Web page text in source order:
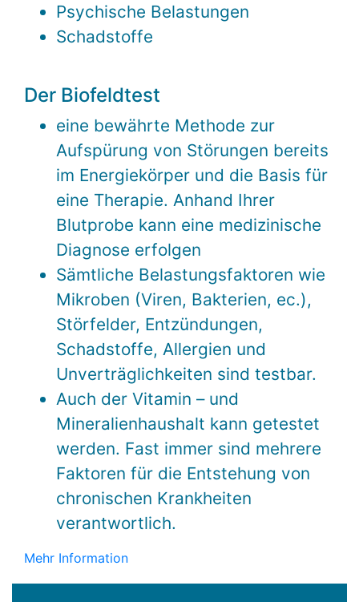
Psychische Belastungen
Schadstoffe
Der Biofeldtest
eine bewährte Methode zur
Aufspürung von Störungen bereits
im Energiekörper und die Basis für
eine Therapie. Anhand Ihrer
Blutprobe kann eine medizinische
Diagnose erfolgen
Sämtliche Belastungsfaktoren wie
Mikroben (Viren, Bakterien, ec.),
Störfelder, Entzündungen,
Schadstoffe, Allergien und
Unverträglichkeiten sind testbar.
Auch der Vitamin – und
Mineralienhaushalt kann getestet
werden. Fast immer sind mehrere
Faktoren für die Entstehung von
chronischen Krankheiten
verantwortlich.
Mehr Information